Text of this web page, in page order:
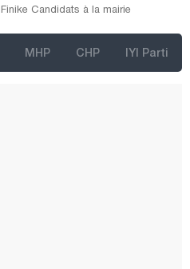
Finike Candidats à la mairie
MHP CHP IYI Parti